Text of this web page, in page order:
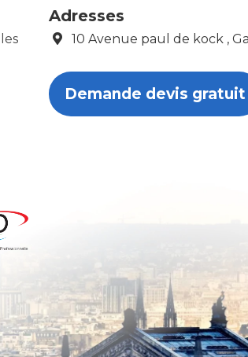
Adresses
10 Avenue paul de kock ,
Demande devis gratuit